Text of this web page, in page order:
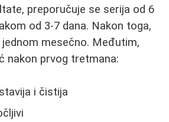
preporučuje se serija od 6
od 3-7 dana. Nakon toga,
mesečno. Međutim,
nakon prvog tretmana:
i čistija